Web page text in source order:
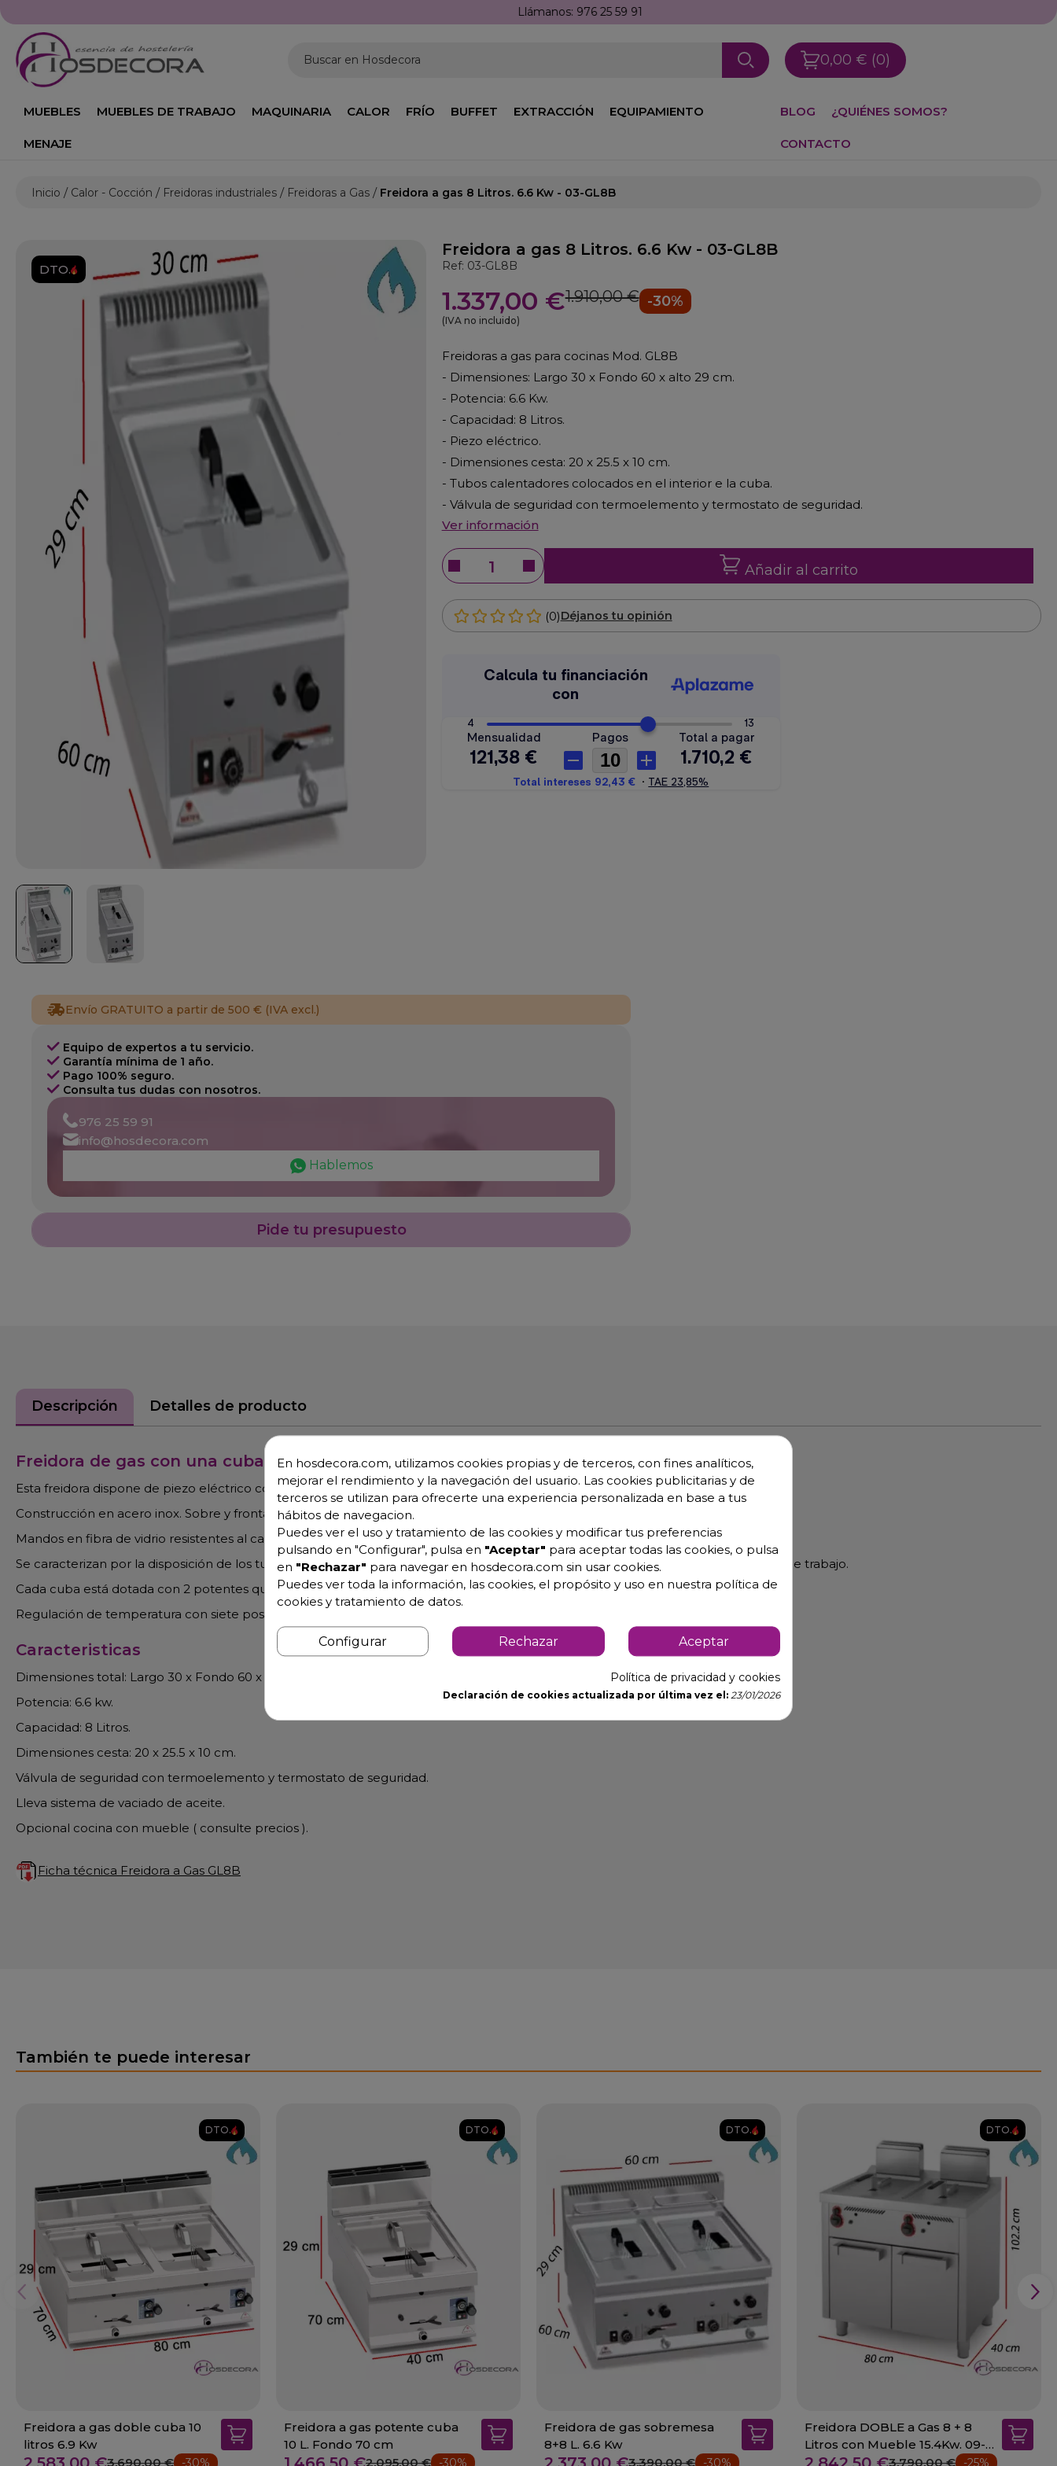
Llámanos: 976 25 59 91
Buscar en Hosdecora 0,00 € (0)
MUEBLES MUEBLES DE TRABAJO MAQUINARIA CALOR FRÍO BUFFET EXTRACCIÓN EQUIPAMIENTO
MENAJE
BLOG ¿QUIÉNES SOMOS?
CONTACTO
Inicio Calor - Cocción Freidoras industriales Freidoras a Gas Freidora a gas 8 Litros. 6.6 Kw - 03-GL8B
DTO.
Freidora a gas 8 Litros. 6.6 Kw - 03-GL8B
Ref: 03-GL8B
1.337,00 €1.910,00 € -30%
(IVA no incluido)
Freidoras a gas para cocinas Mod. GL8B
- Dimensiones: Largo 30 x Fondo 60 x alto 29 cm.
- Potencia: 6.6 Kw.
- Capacidad: 8 Litros.
- Piezo eléctrico.
- Dimensiones cesta: 20 x 25.5 x 10 cm.
- Tubos calentadores colocados en el interior e la cuba.
- Válvula de seguridad con termoelemento y termostato de seguridad.
Ver información
Añadir al carrito
(0)Déjanos tu opinión
Envío GRATUITO a partir de 500 € (IVA excl.)
Equipo de expertos a tu servicio.
Garantía mínima de 1 año.
Pago 100% seguro.
Consulta tus dudas con nosotros.
976 25 59 91
info@hosdecora.com
Hablemos
Pide tu presupuesto
Descripción Detalles de producto
Freidora de gas con una cuba portente
Esta freidora dispone de piezo eléctrico con tubos calentadores colocados en el interior e la cuba.
Construcción en acero inox. Sobre y frontal de apoyo en acero inox de 1’5 mm de espesor. Cuba estampada.
Mandos en fibra de vidrio resistentes al calor, con protección anti grasa.
Se caracterizan por la disposición de los tubos calentadores colocados en el interior e la cuba, lo quepermite reducir los tiempos de trabajo.
Cada cuba está dotada con 2 potentes quemadores tubulares de acero inox.
Regulación de temperatura con siete posiciones de 110 a 190 grados.
Caracteristicas
Dimensiones total: Largo 30 x Fondo 60 x alto 29 cm.
Potencia: 6.6 kw.
Capacidad: 8 Litros.
Dimensiones cesta: 20 x 25.5 x 10 cm.
Válvula de seguridad con termoelemento y termostato de seguridad.
Lleva sistema de vaciado de aceite.
Opcional cocina con mueble ( consulte precios ).
Ficha técnica Freidora a Gas GL8B
También te puede interesar
DTO.
Freidora a gas doble cuba 10
litros 6.9 Kw
3.690,00 € -30%
DTO.
Freidora a gas potente cuba
10 L. Fondo 70 cm
2.095,00 € -30%
DTO.
Freidora de gas sobremesa
8+8 L. 6.6 Kw
3.390,00 € -30%
DTO.
Freidora DOBLE a Gas 8 + 8
Litros con Mueble 15.4Kw. 09-
FDG8L8L600E3.790,00 € -25%
En hosdecora.com, utilizamos cookies propias y de terceros, con fines analíticos,
mejorar el rendimiento y la navegación del usuario. Las cookies publicitarias y de
terceros se utilizan para ofrecerte una experiencia personalizada en base a tus
hábitos de navegacion.
Puedes ver el uso y tratamiento de las cookies y modificar tus preferencias
pulsando en "Configurar", pulsa en "Aceptar" para aceptar todas las cookies, o pulsa
en "Rechazar" para navegar en hosdecora.com sin usar cookies.
Puedes ver toda la información, las cookies, el propósito y uso en nuestra política de
cookies y tratamiento de datos.
Configurar Rechazar Aceptar
Política de privacidad y cookies
Declaración de cookies actualizada por última vez el: 23/01/2026